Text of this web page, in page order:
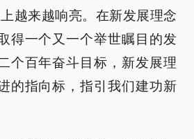
越来越响亮。在新发展理念
得一个又一个举世瞩目的发
个百年奋斗目标，新发展理
的指向标，指引我们建功新